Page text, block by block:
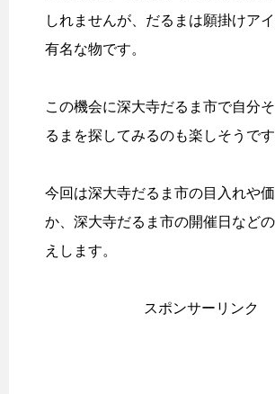
しれませんが、だるまは願掛けア
有名な物です。
この機会に深大寺だるま市で自分
るまを探してみるのも楽しそうです
今回は深大寺だるま市の目入れや
か、深大寺だるま市の開催日など
えします。
スポンサーリンク